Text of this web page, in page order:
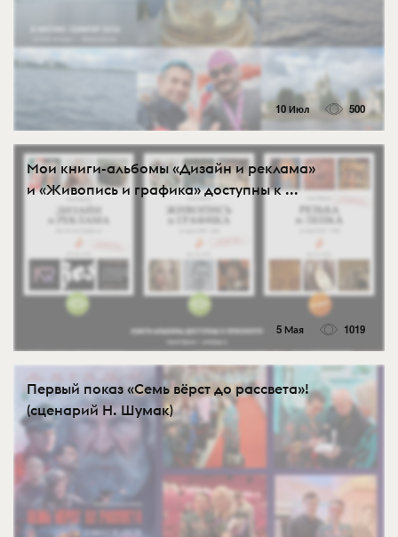
10 Июл 500
Мои книги-альбомы «Дизайн и реклама»
и «Живопись и графика» доступны к ...
5 Мая 1019
Первый показ «Семь вёрст до рассвета»!
(сценарий Н. Шумак)